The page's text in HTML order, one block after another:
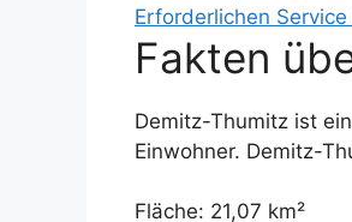
Erforderlichen
Fakten
Demitz-Thumitz ist
Einwohner. Demitz-
Fläche: 21,07 km²